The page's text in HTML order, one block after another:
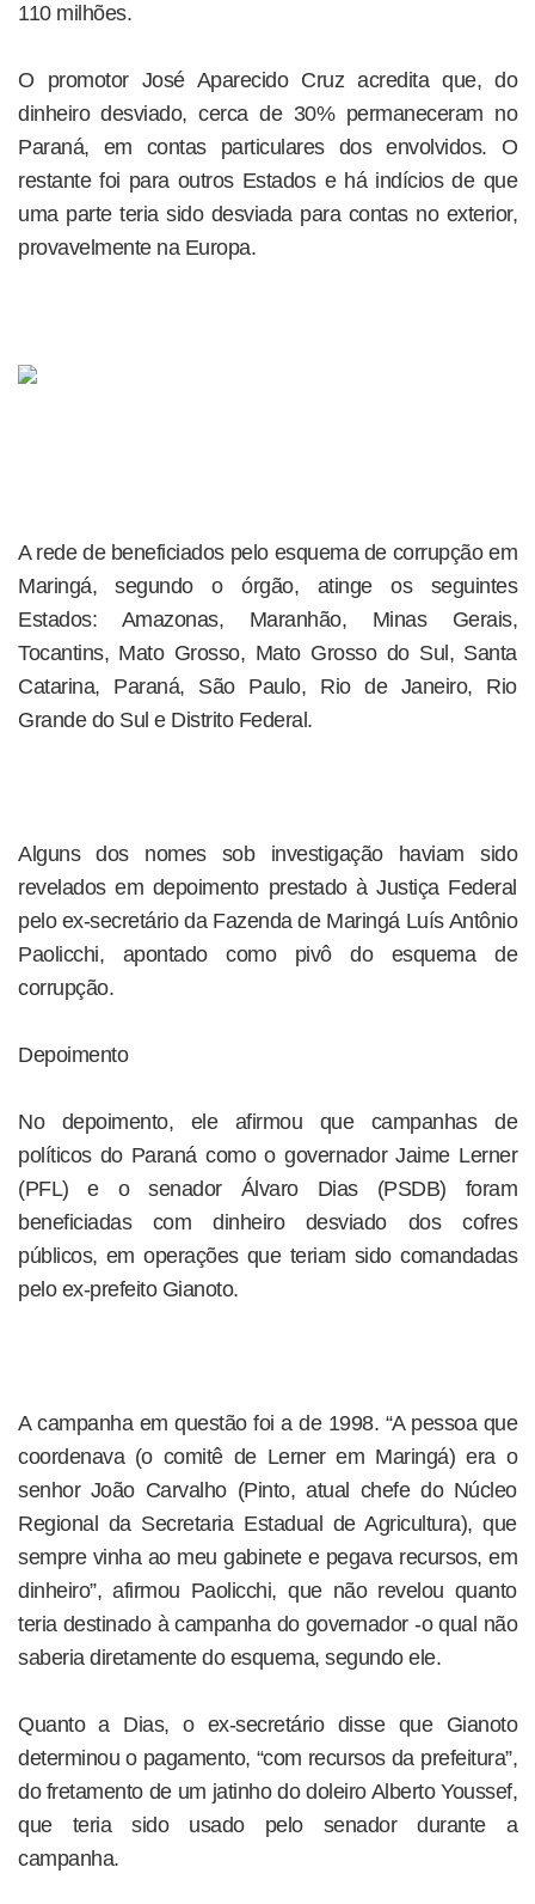
110 milhões.
O promotor José Aparecido Cruz acredita que, do
dinheiro desviado, cerca de 30% permaneceram no
Paraná, em contas particulares dos envolvidos. O
restante foi para outros Estados e há indícios de que
uma parte teria sido desviada para contas no exterior,
provavelmente na Europa.
A rede de beneficiados pelo esquema de corrupção em
Maringá, segundo o órgão, atinge os seguintes
Estados: Amazonas, Maranhão, Minas Gerais,
Tocantins, Mato Grosso, Mato Grosso do Sul, Santa
Catarina, Paraná, São Paulo, Rio de Janeiro, Rio
Grande do Sul e Distrito Federal.
Alguns dos nomes sob investigação haviam sido
revelados em depoimento prestado à Justiça Federal
pelo ex-secretário da Fazenda de Maringá Luís Antônio
Paolicchi, apontado como pivô do esquema de
corrupção.
Depoimento
No depoimento, ele afirmou que campanhas de
políticos do Paraná como o governador Jaime Lerner
(PFL) e o senador Álvaro Dias (PSDB) foram
beneficiadas com dinheiro desviado dos cofres
públicos, em operações que teriam sido comandadas
pelo ex-prefeito Gianoto.
A campanha em questão foi a de 1998. “A pessoa que
coordenava (o comitê de Lerner em Maringá) era o
senhor João Carvalho (Pinto, atual chefe do Núcleo
Regional da Secretaria Estadual de Agricultura), que
sempre vinha ao meu gabinete e pegava recursos, em
dinheiro”, afirmou Paolicchi, que não revelou quanto
teria destinado à campanha do governador -o qual não
saberia diretamente do esquema, segundo ele.
Quanto a Dias, o ex-secretário disse que Gianoto
determinou o pagamento, “com recursos da prefeitura”,
do fretamento de um jatinho do doleiro Alberto Youssef,
que teria sido usado pelo senador durante a
campanha.